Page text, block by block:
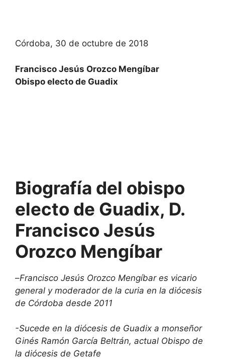
Córdoba, 30 de octubre de 2018
Francisco Jesús Orozco Mengíbar
Obispo electo de Guadix
Biografía del obispo
electo de Guadix, D.
Francisco Jesús
Orozco Mengíbar
–Francisco Jesús Orozco Mengíbar es vicario
general y moderador de la curia en la diócesis
de Córdoba desde 2011
-Sucede en la diócesis de Guadix a monseñor
Ginés Ramón García Beltrán, actual Obispo de
la diócesis de Getafe